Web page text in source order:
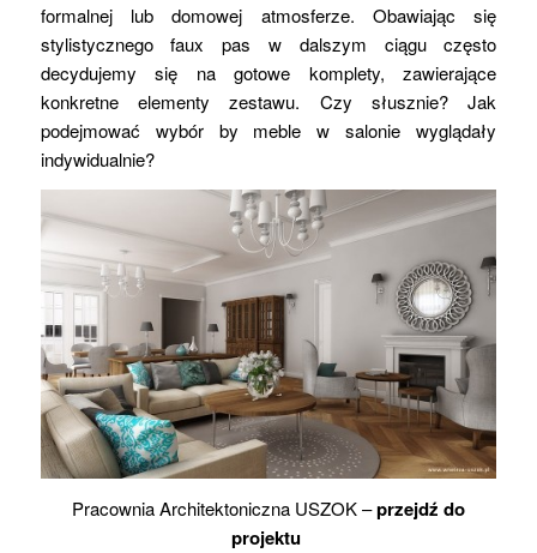
formalnej lub domowej atmosferze. Obawiając się
stylistycznego faux pas w dalszym ciągu często
decydujemy się na gotowe komplety, zawierające
konkretne elementy zestawu. Czy słusznie? Jak
podejmować wybór by meble w salonie wyglądały
indywidualnie?
Pracownia Architektoniczna USZOK –przejdź do
projektu